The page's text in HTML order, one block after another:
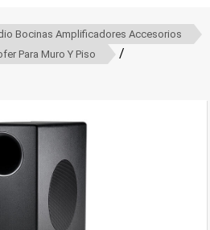
Bocinas Amplificadores Accesorios
Para Muro Y Piso /